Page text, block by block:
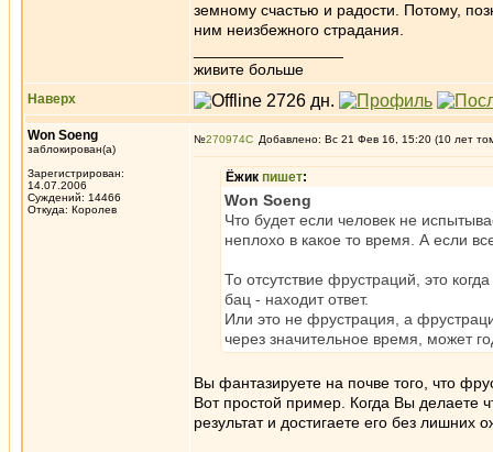
земному счастью и радости. Потому,
ним неизбежного страдания.
живите больше
Наверх
Won Soeng
заблокирован(а)
Зарегистрирован:
14.07.2006
Суждений: 14466
Откуда: Королев
№270974 Добавлено: Вс 21 Фев 16, 15:20 (10 лет
Ёжик пишет:
Won Soeng
Что будет если человек не
неплохо в какое то время. А если
То отсутствие фрустраций, это
бац - находит ответ.
Или это не фрустрация, а
через значительное время, может
Вы фантазируете на почве того, что
Вот простой пример. Когда Вы делаете
результат и достигаете его без лишних